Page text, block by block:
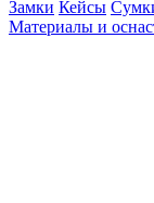
Замки Кейсы
Материалы и